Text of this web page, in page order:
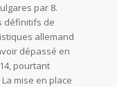
par 8.
définitifs de
allemand
dépassé en
pourtant
mise en place